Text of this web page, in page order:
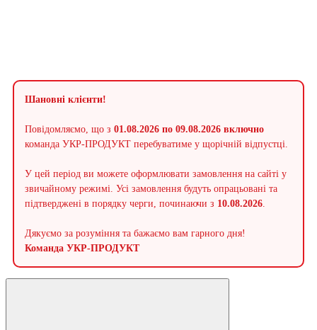
Шановні клієнти!
Повідомляємо, що з 01.08.2026 по 09.08.2026 включно
команда УКР-ПРОДУКТ перебуватиме у щорічній відпустці.
У цей період ви можете оформлювати замовлення на сайті у
звичайному режимі. Усі замовлення будуть опрацьовані та
підтверджені в порядку черги, починаючи з 10.08.2026.
Дякуємо за розуміння та бажаємо вам гарного дня!
Команда УКР-ПРОДУКТ